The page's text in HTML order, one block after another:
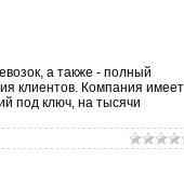
а также - полный
клиентов. Компания имеет
под ключ, на тысячи